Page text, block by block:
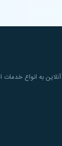
به انواع خدمات